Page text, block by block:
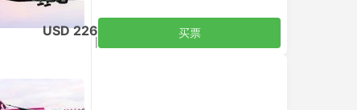
USD 226 买票